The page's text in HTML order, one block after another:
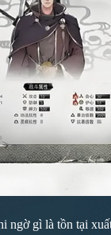
gì là tồn tại